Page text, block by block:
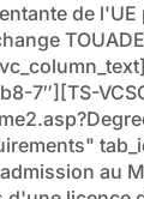
de
7″][TS-
au